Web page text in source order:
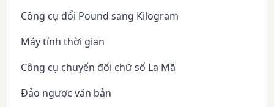
Công cụ đổi Pound sang Kilogram
Máy tính thời gian
Công cụ chuyển đổi chữ số La Mã
Đảo ngược văn bản